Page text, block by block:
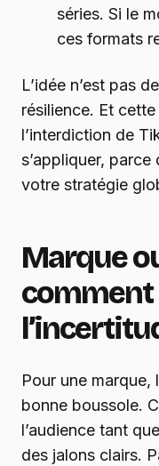
séries. Si le
ces formats
L’idée n’est pas
résilience. Et
l’interdiction de
s’appliquer, parce
votre stratégie
Marque
Pour une
bonne boussole.
l’audience tant
des jalons clairs.